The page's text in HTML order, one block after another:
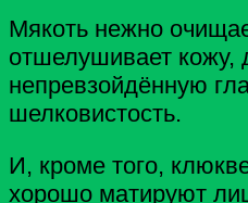
Мякоть нежно
отшелушивает кожу,
непревзойдённую
шелковистость.
И, кроме того,
хорошо матируют